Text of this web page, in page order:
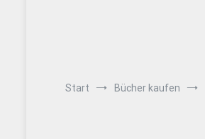
Start Bücher kaufen